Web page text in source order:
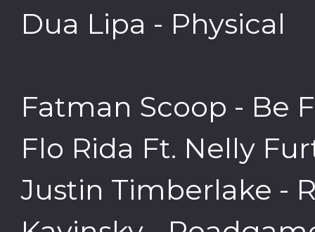
Dua Lipa - Physical
Fatman Scoop - Be
Flo Rida Ft. Nelly
Justin Timberlake -